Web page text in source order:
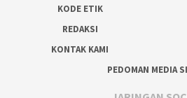
KODE ETIK
REDAKSI
KONTAK KAMI
PEDOMAN MEDIA